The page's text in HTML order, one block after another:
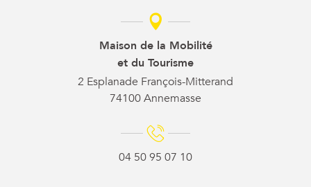
Maison de la Mobilité
et du Tourisme
2 Esplanade François-Mitterand
74100 Annemasse
04 50 95 07 10